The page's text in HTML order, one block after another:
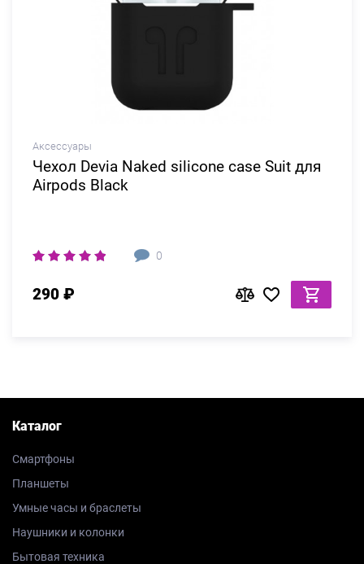
Аксессуары
Чехол Devia Naked silicone case Suit для
Airpods Black
0
290 ₽
Каталог
Смартфоны
Планшеты
Умные часы и браслеты
Наушники и колонки
Бытовая техника